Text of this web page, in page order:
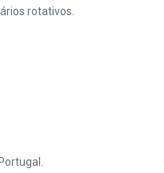
rotativos.